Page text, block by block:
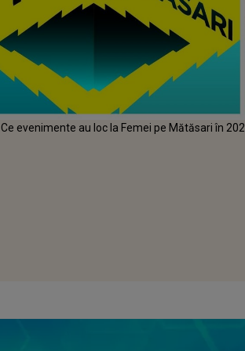
Ce evenimente au loc la Femei pe Mătăsari în